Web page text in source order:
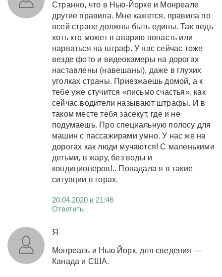
Странно, что в Нью-Йорке и Монреале
другие правила. Мне кажется, правила по
всей стране должны быть едины. Так ведь
хоть кто может в аварию попасть или
нарваться на штраф. У нас сейчас тоже
везде фото и видеокамеры на дорогах
наставлены (навешаны), даже в глухих
уголках страны. Приезжаешь домой, а к
тебе уже стучится «письмо счастья», как
сейчас водители называют штрафы. И в
таком месте тебя засекут, где и не
подумаешь. Про специальную полосу для
машин с пассажирами умно. У нас же на
дорогах как люди мучаются! С маленькими
детьми, в жару, без воды и
кондиционеров!.. Попадала я в такие
ситуации в горах.
20.04.2020 в 21:46
Ответить
Я
Монреаль и Нью Йорк, для сведения —
Канада и США.